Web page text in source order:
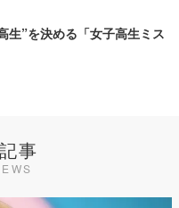
生”を決める「女子高生ミス
事